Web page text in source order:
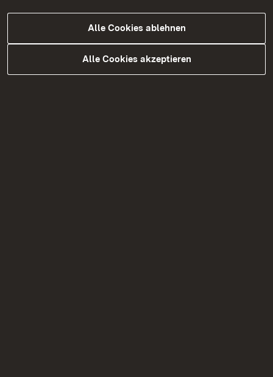
Was mache ich, wenn ich schwanger bin?
Was passiert, wenn ich die
Alle Cookies ablehnen
Alle Cookies akzeptieren